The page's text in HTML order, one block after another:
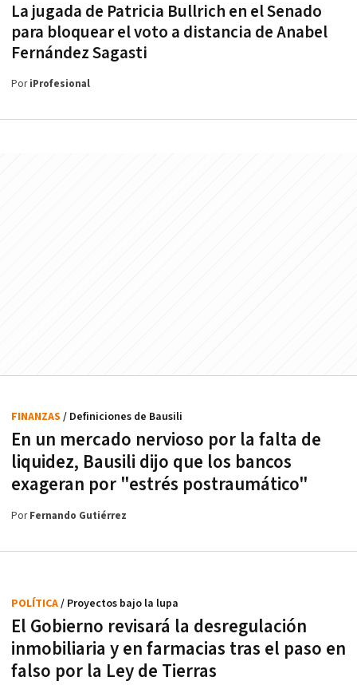
La jugada de Patricia Bullrich en el Senado
para bloquear el voto a distancia de Anabel
Fernández Sagasti
PoriProfesional
En un mercado nervioso por la falta de
liquidez, Bausili dijo que los bancos
exageran por "estrés postraumático"
FINANZAS / Definiciones de Bausili
PorFernando Gutiérrez
El Gobierno revisará la desregulación
inmobiliaria y en farmacias tras el paso en
falso por la Ley de Tierras
POLÍTICA/ Proyectos bajo la lupa